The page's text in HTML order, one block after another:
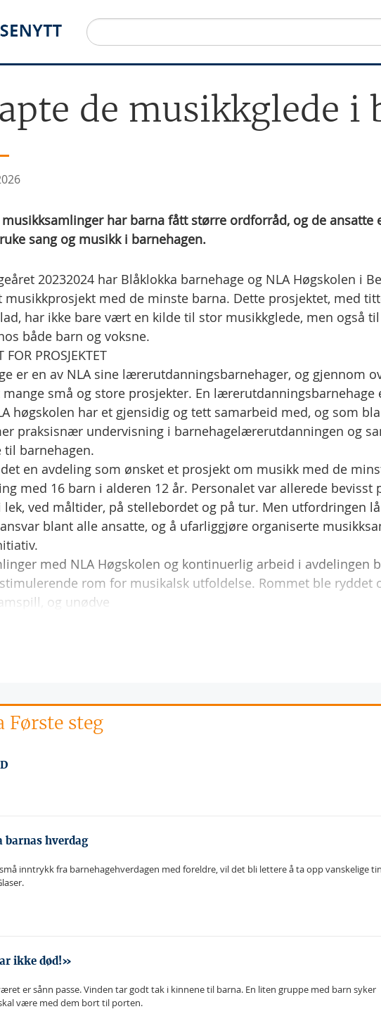
de musikkglede i
har barna fått større ordforråd, og de ansatte
sang og musikk i barnehagen.
20232024 har Blåklokka barnehage og NLA Høgskolen i
musikkprosjekt med de minste barna. Dette prosjektet, med
har ikke bare vært en kilde til stor musikkglede, men også
både barn og voksne.
PROSJEKTET
er en av NLA sine lærerutdanningsbarnehager, og gjennom
små og store prosjekter. En lærerutdanningsbarnehage
høgskolen har et gjensidig og tett samarbeid med, og som
praksisnær undervisning i barnehagelærerutdanningen og
til barnehagen.
en avdeling som ønsket et prosjekt om musikk med de
med 16 barn i alderen 12 år. Personalet var allerede bevisst
lek, ved måltider, på stellebordet og på tur. Men utfordringen
blant alle ansatte, og å ufarliggjøre organiserte
med NLA Høgskolen og kontinuerlig arbeid i avdelingen
rom for musikalsk utfoldelse. Rommet ble ryddet
og unødve
Første steg
barnas hverdag
små inntrykk fra barnehagehverdagen med foreldre, vil det bli lettere å ta opp vanskelige
ikke død!»
er sånn passe. Vinden tar godt tak i kinnene til barna. En liten gruppe med barn syker
være med dem bort til porten.